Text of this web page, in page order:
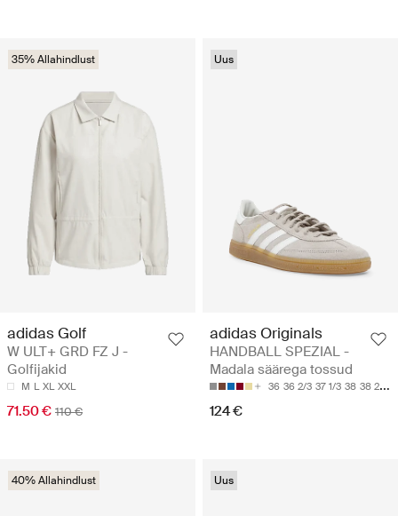
35% Allahindlust
adidas Golf
W ULT+ GRD FZ J -
Golfijakid
M L XL XXL
71.50 € 110 €
Uus
adidas Originals
HANDBALL SPEZIAL -
Madala säärega tossud
36 36 2/3 37 1/3 38 38 2/3
124 €
40% Allahindlust Uus